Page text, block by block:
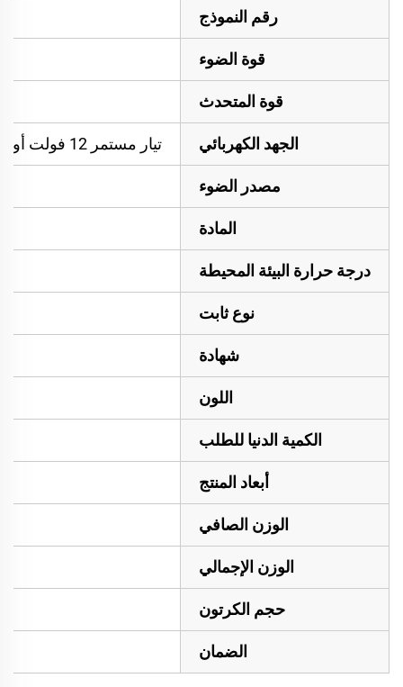
رقم النموذج
قوة الضوء
قوة المتحدث
الجهد الكهربائي تيار مستمر 12 فولت أو تيار مستمر 24 فولت أو تيار مستمر 12-24 فولت
مصدر الضوء
المادة
درجة حرارة البيئة المحيطة
نوع ثابت
شهادة
اللون
الكمية الدنيا للطلب
أبعاد المنتج
الوزن الصافي
الوزن الإجمالي
حجم الكرتون
الضمان